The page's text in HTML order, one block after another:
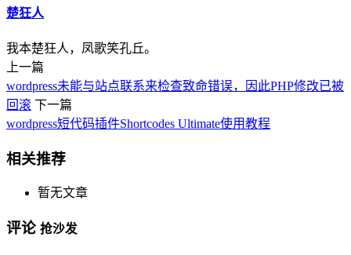
楚狂人
我本楚狂人，凤歌笑孔丘。
上一篇
wordpress未能与站点联系来检查致命错误，因此PHP修改已被
回滚 下一篇
wordpress短代码插件Shortcodes Ultimate使用教程
相关推荐
暂无文章
评论 抢沙发